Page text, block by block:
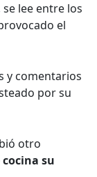
lee entre los
el
y comentarios
por su
otro
su